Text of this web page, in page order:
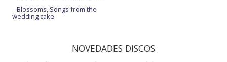
Blossoms, Songs from the
wedding cake
NOVEDADES DISCOS